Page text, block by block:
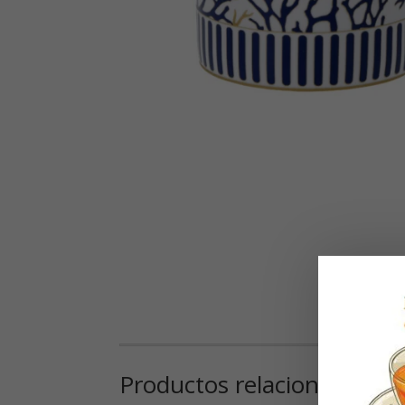
Productos relacionados